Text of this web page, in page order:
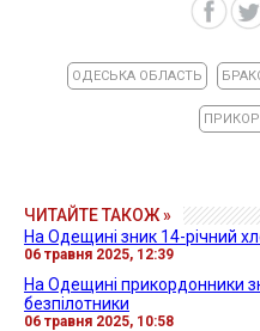
ОДЕСЬКА ОБЛАСТЬ
ЧИТАЙТЕ ТАКОЖ »
На Одещині зник 14-річний
06 травня 2025, 12:39
На Одещині прикордонники
безпілотники
06 травня 2025, 10:58